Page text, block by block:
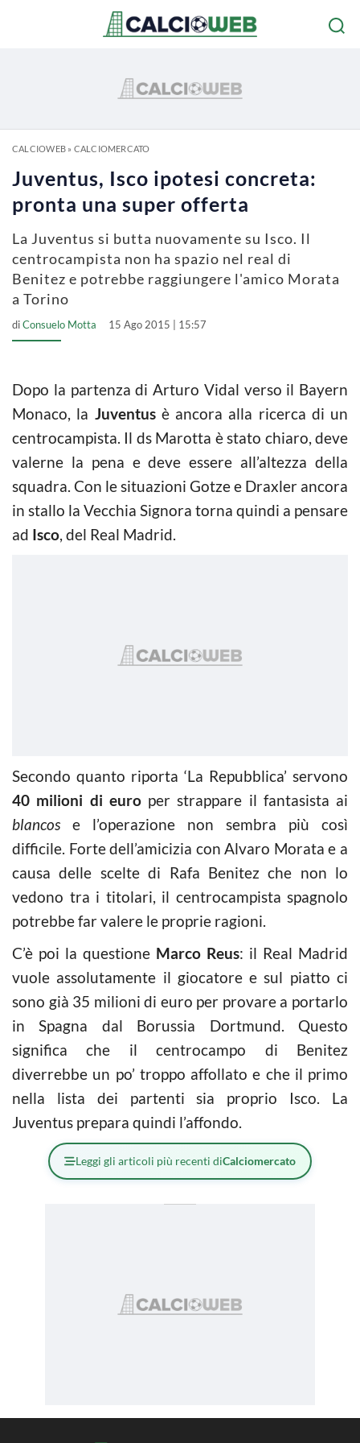
CALCIOWEB» CALCIOMERCATO
Juventus, Isco ipotesi concreta:
pronta una super offerta
La Juventus si butta nuovamente su Isco. Il
centrocampista non ha spazio nel real di
Benitez e potrebbe raggiungere l'amico Morata
a Torino
diConsuelo Motta 15 Ago 2015 | 15:57
Dopo la partenza di Arturo Vidal verso il Bayern
Monaco, la Juventusè ancora alla ricerca di un
centrocampista. Il ds Marotta è stato chiaro, deve
valerne la pena e deve essere all’altezza della
squadra. Con le situazioni Gotze e Draxler ancora
in stallo la Vecchia Signora torna quindi a pensare
ad Isco, del Real Madrid.
Secondo quanto riporta ‘La Repubblica’ servono
40 milioni di europer strappare il fantasista ai
blancos e l’operazione non sembra più così
difficile. Forte dell’amicizia con Alvaro Morata e a
causa delle scelte di Rafa Benitez che non lo
vedono tra i titolari, il centrocampista spagnolo
potrebbe far valere le proprie ragioni.
C’è poi la questione Marco Reus: il Real Madrid
vuole assolutamente il giocatore e sul piatto ci
sono già 35 milioni di euro per provare a portarlo
in Spagna dal Borussia Dortmund. Questo
significa che il centrocampo di Benitez
diverrebbe un po’ troppo affollato e che il primo
nella lista dei partenti sia proprio Isco. La
Juventus prepara quindi l’affondo.
Leggi gli articoli più recenti diCalciomercato